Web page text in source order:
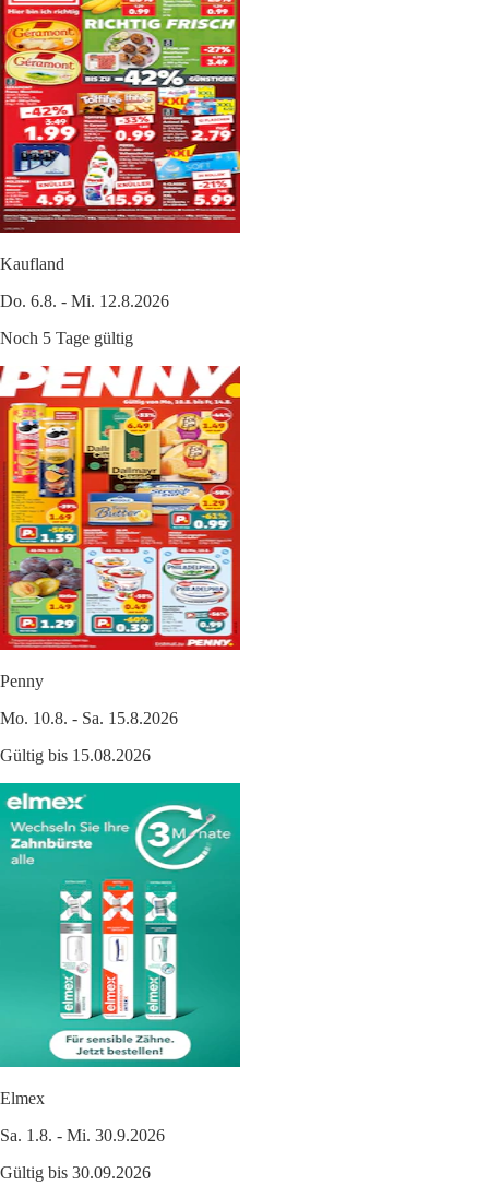
Kaufland
Do. 6.8. - Mi. 12.8.2026
Noch 5 Tage gültig
Penny
Mo. 10.8. - Sa. 15.8.2026
Gültig bis 15.08.2026
Elmex
Sa. 1.8. - Mi. 30.9.2026
Gültig bis 30.09.2026